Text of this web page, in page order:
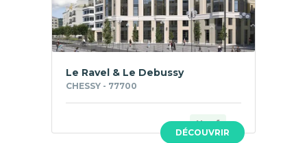
DÉCOUVRIR
Le Ravel & Le Debussy
CHESSY - 77700
Neuf